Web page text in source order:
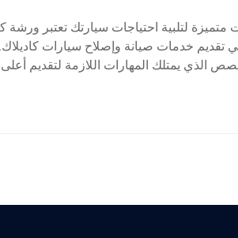
لتلبية احتياجات سيارتك تعتبر ورشة
تقديم خدمات صيانة وإصلاح سيارات
الذي يمتلك المهارات اللازمة لتقديم